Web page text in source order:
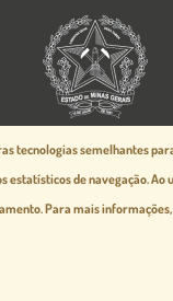
legais e
de Privacidade
do Site
tecnologias semelhantes
estatísticos de navegação.Ao
Para mais